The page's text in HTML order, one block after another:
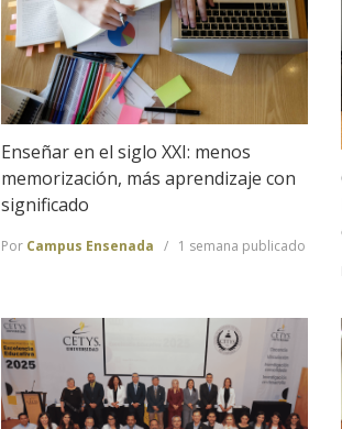
Enseñar en el siglo XXI: menos
memorización, más aprendizaje con
significado
Por Campus Ensenada 1 semana publicado